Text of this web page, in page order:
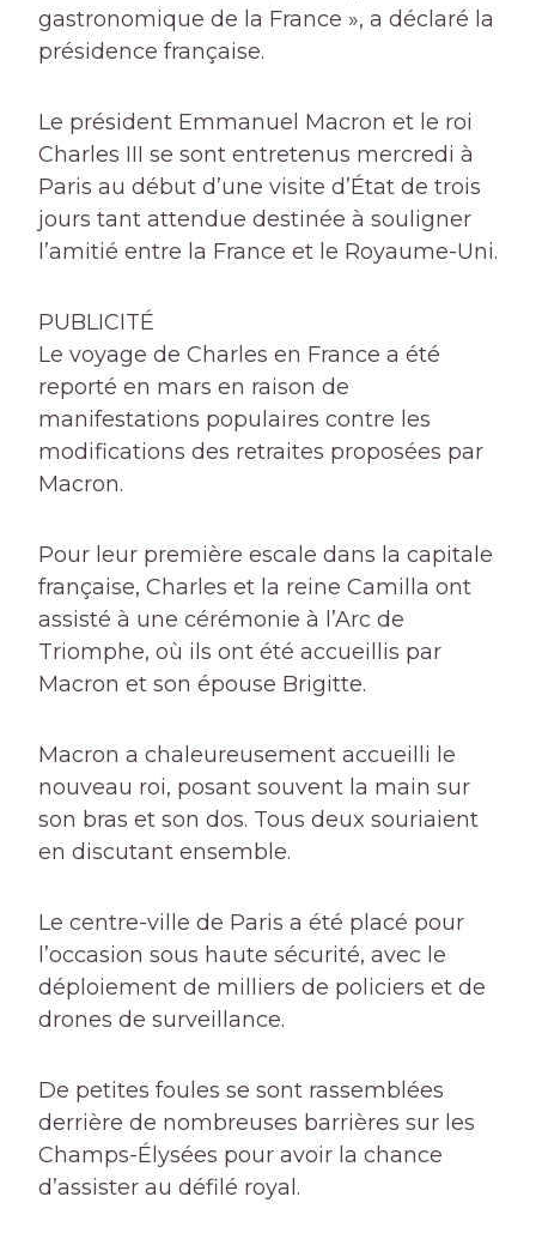
gastronomique de la France », a déclaré la
présidence française.
Le président Emmanuel Macron et le roi
Charles III se sont entretenus mercredi à
Paris au début d’une visite d’État de trois
jours tant attendue destinée à souligner
l’amitié entre la France et le Royaume-Uni.
PUBLICITÉ
Le voyage de Charles en France a été
reporté en mars en raison de
manifestations populaires contre les
modifications des retraites proposées par
Macron.
Pour leur première escale dans la capitale
française, Charles et la reine Camilla ont
assisté à une cérémonie à l’Arc de
Triomphe, où ils ont été accueillis par
Macron et son épouse Brigitte.
Macron a chaleureusement accueilli le
nouveau roi, posant souvent la main sur
son bras et son dos. Tous deux souriaient
en discutant ensemble.
Le centre-ville de Paris a été placé pour
l’occasion sous haute sécurité, avec le
déploiement de milliers de policiers et de
drones de surveillance.
De petites foules se sont rassemblées
derrière de nombreuses barrières sur les
Champs-Élysées pour avoir la chance
d’assister au défilé royal.